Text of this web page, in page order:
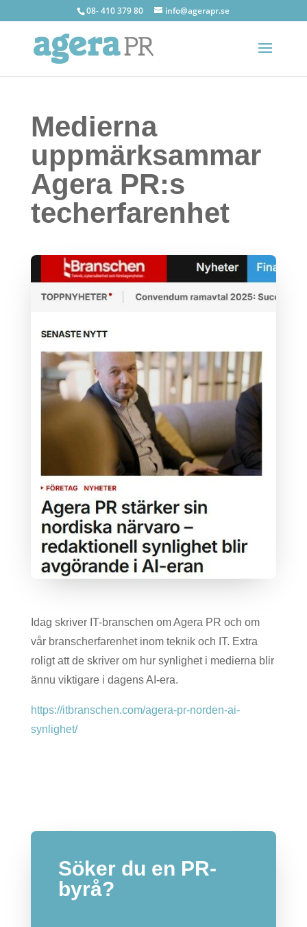
08- 410 379 80 info@agerapr.se
Medierna
uppmärksammar
Agera PR:s
techerfarenhet
Idag skriver IT-branschen om Agera PR och om
vår branscherfarenhet inom teknik och IT. Extra
roligt att de skriver om hur synlighet i medierna blir
ännu viktigare i dagens AI-era.
https://itbranschen.com/agera-pr-norden-ai-
synlighet/
Söker du en PR-
byrå?